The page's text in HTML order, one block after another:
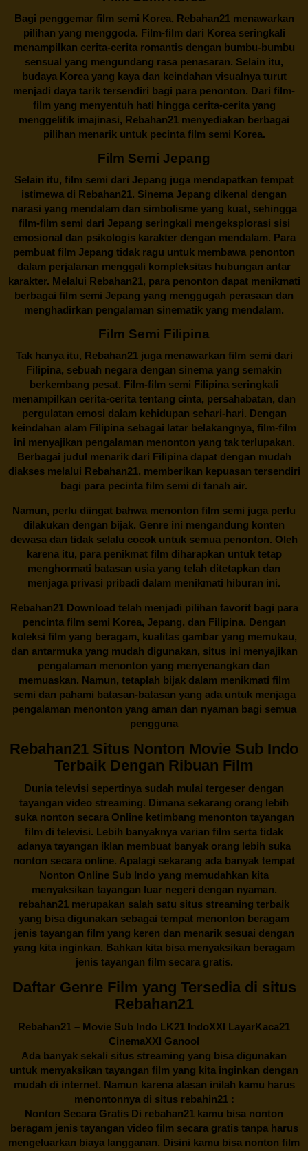
Bagi penggemar film semi Korea, Rebahan21menawarkan
pilihan yang menggoda. Film-film dari Korea seringkali
menampilkan cerita-cerita romantis dengan bumbu-bumbu
sensual yang mengundang rasa penasaran. Selain itu,
budaya Korea yang kaya dan keindahan visualnya turut
menjadi daya tarik tersendiri bagi para penonton. Dari film-
film yang menyentuh hati hingga cerita-cerita yang
menggelitik imajinasi, Rebahan21 menyediakan berbagai
pilihan menarik untuk pecinta film semi Korea.
Film Semi Jepang
Selain itu, film semi dari Jepang juga mendapatkan tempat
istimewa di Rebahan21. Sinema Jepang dikenal dengan
narasi yang mendalam dan simbolisme yang kuat, sehingga
film-film semi dari Jepang seringkali mengeksplorasi sisi
emosional dan psikologis karakter dengan mendalam. Para
pembuat film Jepang tidak ragu untuk membawa penonton
dalam perjalanan menggali kompleksitas hubungan antar
karakter. Melalui Rebahan21, para penonton dapat menikmati
berbagai film semi Jepang yang menggugah perasaan dan
menghadirkan pengalaman sinematik yang mendalam.
Film Semi Filipina
Tak hanya itu, Rebahan21juga menawarkan film semi dari
Filipina, sebuah negara dengan sinema yang semakin
berkembang pesat. Film-film semi Filipina seringkali
menampilkan cerita-cerita tentang cinta, persahabatan, dan
pergulatan emosi dalam kehidupan sehari-hari. Dengan
keindahan alam Filipina sebagai latar belakangnya, film-film
ini menyajikan pengalaman menonton yang tak terlupakan.
Berbagai judul menarik dari Filipina dapat dengan mudah
diakses melalui Rebahan21, memberikan kepuasan tersendiri
bagi para pecinta film semi di tanah air.
Namun, perlu diingat bahwa menonton film semi juga perlu
dilakukan dengan bijak. Genre ini mengandung konten
dewasa dan tidak selalu cocok untuk semua penonton. Oleh
karena itu, para penikmat film diharapkan untuk tetap
menghormati batasan usia yang telah ditetapkan dan
menjaga privasi pribadi dalam menikmati hiburan ini.
Rebahan21Download telah menjadi pilihan favorit bagi para
pencinta film semi Korea, Jepang, dan Filipina. Dengan
koleksi film yang beragam, kualitas gambar yang memukau,
dan antarmuka yang mudah digunakan, situs ini menyajikan
pengalaman menonton yang menyenangkan dan
memuaskan. Namun, tetaplah bijak dalam menikmati film
semi dan pahami batasan-batasan yang ada untuk menjaga
pengalaman menonton yang aman dan nyaman bagi semua
pengguna
Rebahan21 Situs Nonton Movie Sub Indo
Terbaik Dengan Ribuan Film
Dunia televisi sepertinya sudah mulai tergeser dengan
tayangan video streaming. Dimana sekarang orang lebih
suka nonton secara Online ketimbang menonton tayangan
film di televisi. Lebih banyaknya varian film serta tidak
adanya tayangan iklan membuat banyak orang lebih suka
nonton secara online. Apalagi sekarang ada banyak tempat
Nonton Online Sub Indo yang memudahkan kita
menyaksikan tayangan luar negeri dengan nyaman.
rebahan21 merupakan salah satu situs streaming terbaik
yang bisa digunakan sebagai tempat menonton beragam
jenis tayangan film yang keren dan menarik sesuai dengan
yang kita inginkan. Bahkan kita bisa menyaksikan beragam
jenis tayangan film secara gratis.
Daftar Genre Film yang Tersedia di situs
Rebahan21
Rebahan21 – Movie Sub Indo LK21 IndoXXI LayarKaca21
CinemaXXI Ganool
Ada banyak sekali situs streaming yang bisa digunakan
untuk menyaksikan tayangan film yang kita inginkan dengan
mudah di internet. Namun karena alasan inilah kamu harus
menontonnya di situs rebahin21 :
Nonton Secara Gratis Di rebahan21 kamu bisa nonton
beragam jenis tayangan video film secara gratis tanpa harus
mengeluarkan biaya langganan. Disini kamu bisa nonton film